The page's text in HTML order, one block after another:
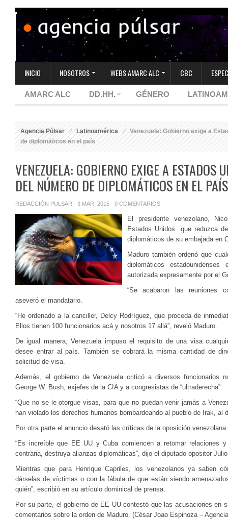
INICIO NOSOTROS WEBS AMARC ALC CBC
AMARC ALC DD.HH. GÉNERO
Agencia Púlsar Latinoamérica
Venezuela: Gobierno exige a
de diplomáticos en el país
VENEZUELA: GOBIERNO EXIGE A ESTADOS
DEL NÚMERO DE DIPLOMÁTICOS EN EL PAÍS
REDACCIÓN PULSAR · 3 MAR, 2015 · 0 COMENTARIOS
El presidente venezolano,
Estados Unidos que reduzca
diplomáticos de su embajada en
Maduro también ordenó que
diplomáticos
autorizada expresamente por el
“Se acabaron las reuniones
aseveró el mandatario.
“He ordenado a la canciller, Delcy Rodríguez, que proceda de
Ellos tienen 100 funcionarios acá y nosotros 17 allá”, reveló Maduro.
De igual manera, Venezuela impuso el requisito de una visa
desee entrar al país. También se cobrará la misma cantidad de
solicitud de visa.
Además, el gobierno de Venezuela criticó a diversos funcionarios
George W. Bush, exjefes de la CIA y a congresistas de “ultraderecha”.
“Que no se le otorgue visas, para que no puedan venir jamás a
han violado los derechos humanos bombardeando al pueblo de Irak, al
Por otra parte el anuncio desató las críticas de la oposición venezolana.
“Es increíble que EE UU y Cuba comiencen a retomar relaciones
contraria, destruya alianzas diplomáticas”, dijo el diputado opositor
Mientras que para Henrique Capriles, los venezolanos ya saben
dárselas de víctimas o con la fábula de que están siendo
quién”, escribió en su artículo dominical de prensa.
Por su parte, el gobierno de EE UU contestó que las acusaciones en
comentarios sobre la orden de Maduro. (César Joao Espinoza –